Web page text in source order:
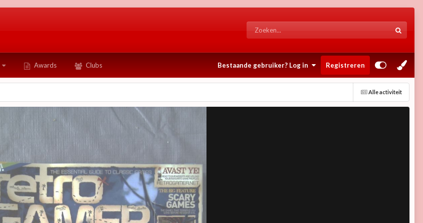
Awards Clubs Bestaande gebruiker? Log in Registreren
Alle activiteit